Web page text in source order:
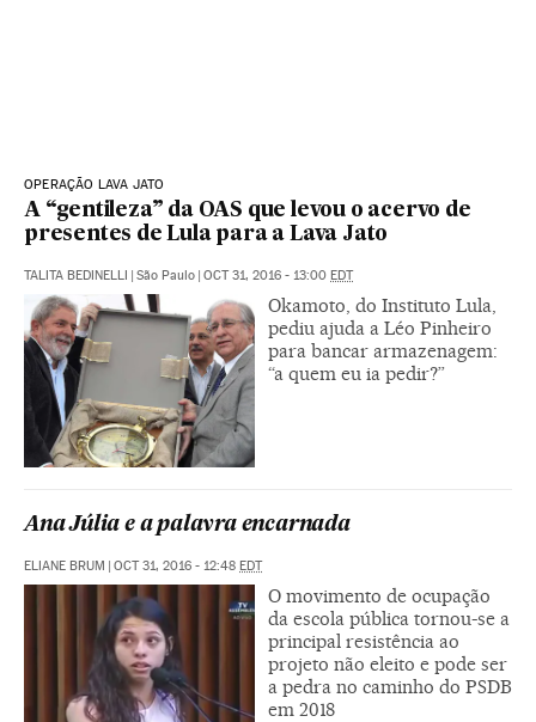
OPERAÇÃO LAVA JATO
A “gentileza” da OAS que levou o acervo de
presentes de Lula para a Lava Jato
TALITA BEDINELLI | São Paulo | OCT 31, 2016 - 13:00 EDT
Okamoto, do Instituto Lula,
pediu ajuda a Léo Pinheiro
para bancar armazenagem:
“a quem eu ia pedir?”
Ana Júlia e a palavra encarnada
ELIANE BRUM | OCT 31, 2016 - 12:48 EDT
O movimento de ocupação
da escola pública tornou-se a
principal resistência ao
projeto não eleito e pode ser
a pedra no caminho do PSDB
em 2018